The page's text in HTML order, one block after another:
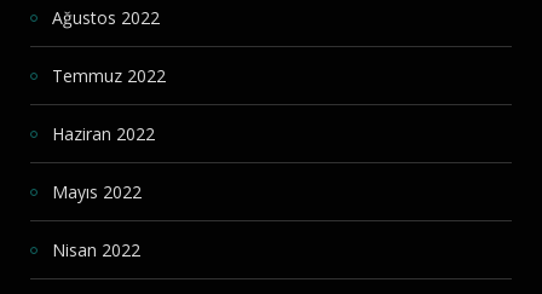
Ağustos 2022
Temmuz 2022
Haziran 2022
Mayıs 2022
Nisan 2022